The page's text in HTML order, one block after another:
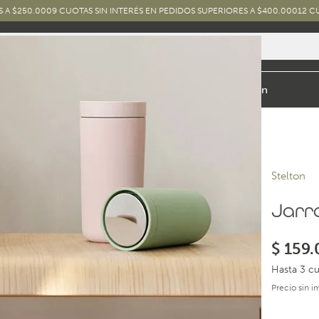
9 CUOTAS SIN INTERÉS EN PEDIDOS SUPERIORES A $400.00012 CUOTAS SIN
Inspiración
Stelton
$
Hasta 3
Precio sin